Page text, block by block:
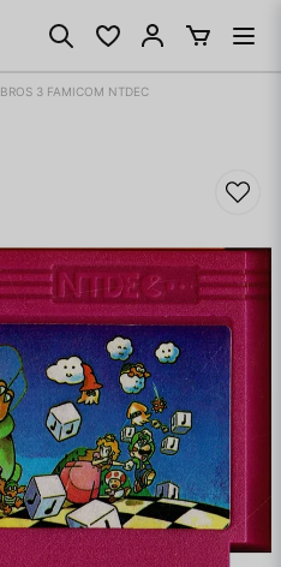
3 FAMICOM NTDEC